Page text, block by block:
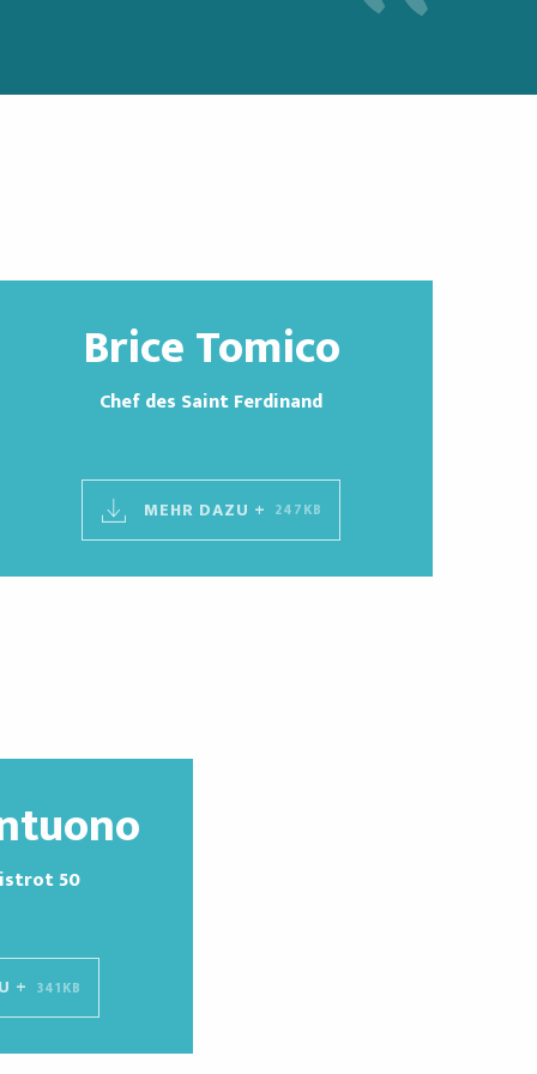
Brice Tomico
Chef des Saint Ferdinand
MEHR DAZU + 247KB
50
+ 341KB